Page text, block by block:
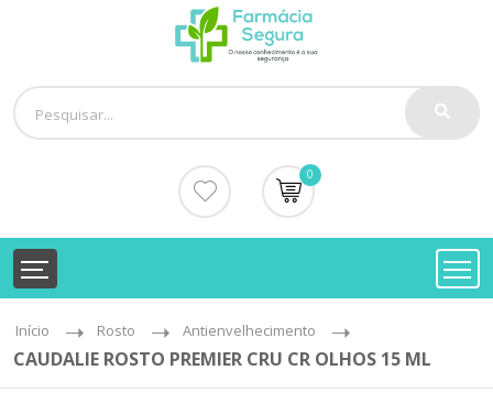
0
Início Rosto Antienvelhecimento
CAUDALIE ROSTO PREMIER CRU CR OLHOS 15 ML